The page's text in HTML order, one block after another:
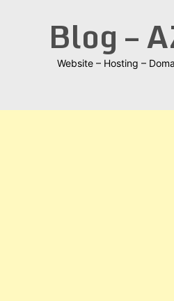
Blog –
Website – Hosting –